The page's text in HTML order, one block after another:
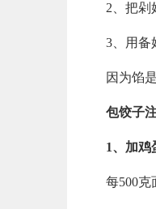
2、把剁
3、用备
因为馅
包饺子
1、加鸡
每500克